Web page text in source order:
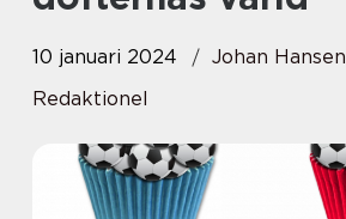
10 januari 2024
Johan Hansen
Redaktionel